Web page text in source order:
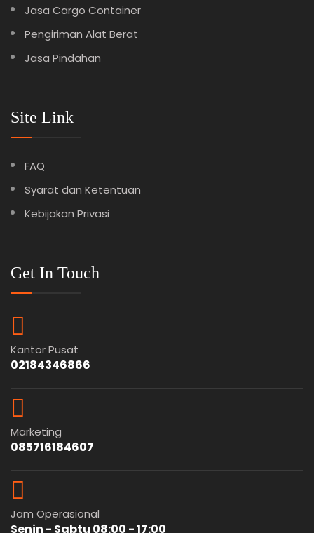
Jasa Cargo Container
Pengiriman Alat Berat
Jasa Pindahan
Site Link
FAQ
Syarat dan Ketentuan
Kebijakan Privasi
Get In Touch
Kantor Pusat
02184346866
Marketing
085716184607
Jam Operasional
Senin - Sabtu 08:00 - 17:00